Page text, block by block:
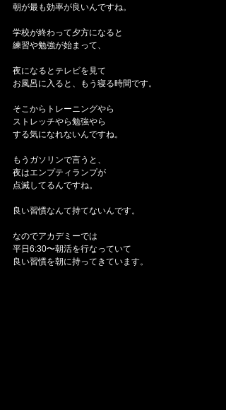
朝が最も効率が良いんですね。
学校が終わって夕方になると
練習や勉強が始まって、
夜になるとテレビを見て
お風呂に入ると、もう寝る時間です。
そこからトレーニングやら
ストレッチやら勉強やら
する気になれないんですね。
もうガソリンで言うと、
夜はエンプティランプが
点滅してるんですね。
良い習慣なんて持てないんです。
なのでアカデミーでは
平日6:30〜朝活を行なっていて
良い習慣を朝に持ってきています。